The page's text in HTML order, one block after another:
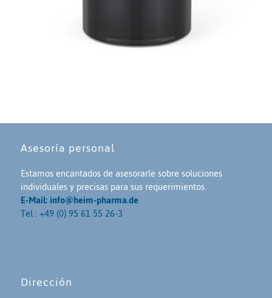
Asesoría personal
Estamos encantados de asesorarle sobre soluciones
individuales y precisas para sus requerimientos.
E-Mail: info@heim-pharma.de
Tel : +49 (0) 95 61 55 26-3
Dirección